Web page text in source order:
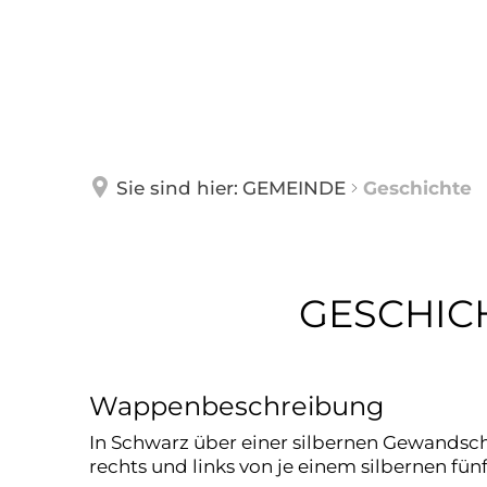
Gemeindehaus
Mitteilungen
Sie sind hier: GEMEINDE Geschichte
Wappenbeschreibung
In Schwarz über einer silbernen
rechts und links von je einem silbernen